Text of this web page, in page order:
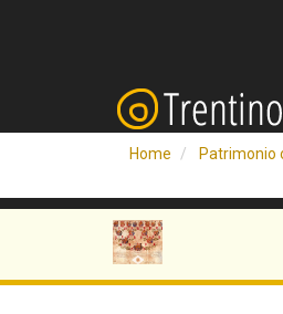
Home Patrimonio